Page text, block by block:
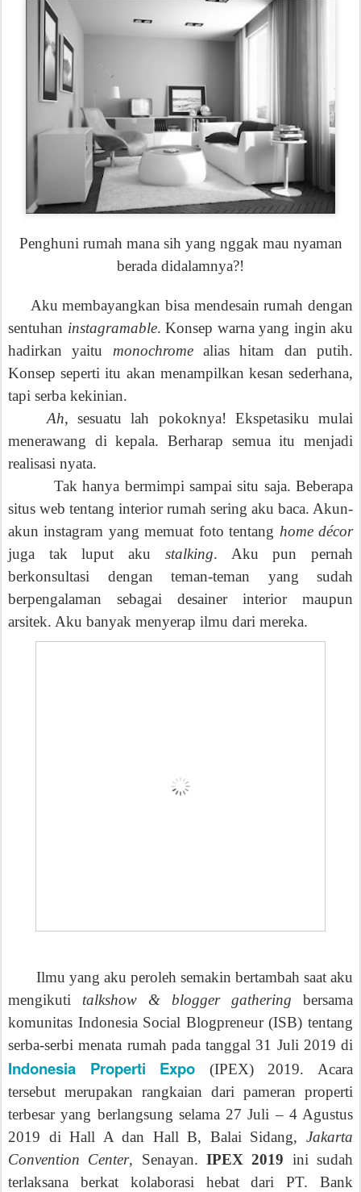
Penghuni rumah mana sih yang nggak mau nyaman
berada didalamnya?!
Aku membayangkan bisa mendesain rumah dengan
sentuhan instagramable. Konsep warna yang ingin aku
hadirkan yaitu monochromealias hitam dan putih.
Konsep seperti itu akan menampilkan kesan sederhana,
tapi serba kekinian.
Ah, sesuatu lah pokoknya! Ekspetasiku mulai
menerawang di kepala. Berharap semua itu menjadi
realisasi nyata.
Tak hanya bermimpi sampai situ saja. Beberapa
situs web tentang interiorrumah sering aku baca. Akun-
akun instagram yang memuat foto tentang home décor
juga tak luput aku stalking. Aku pun pernah
berkonsultasi dengan teman-teman yang sudah
berpengalaman sebagai desainer interior maupun
arsitek. Aku banyak menyerap ilmu dari mereka.
Ilmu yang aku peroleh semakin bertambah saat aku
mengikuti talkshow & blogger gathering bersama
komunitas Indonesia Social Blogpreneur (ISB) tentang
serba-serbi menata rumah pada tanggal 31 Juli 2019 di
Indonesia Properti Expo (IPEX) 2019. Acara
tersebut merupakan rangkaian dari pameran properti
terbesar yang berlangsung selama 27 Juli – 4 Agustus
2019 di Hall A dan Hall B, Balai Sidang, Jakarta
Convention Center, Senayan.IPEX 2019 ini sudah
terlaksana berkat kolaborasi hebat dari PT. Bank